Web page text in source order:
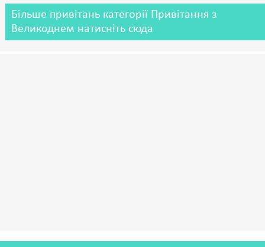
Більше привітань категорії Привітання з
Великоднем натисніть сюда